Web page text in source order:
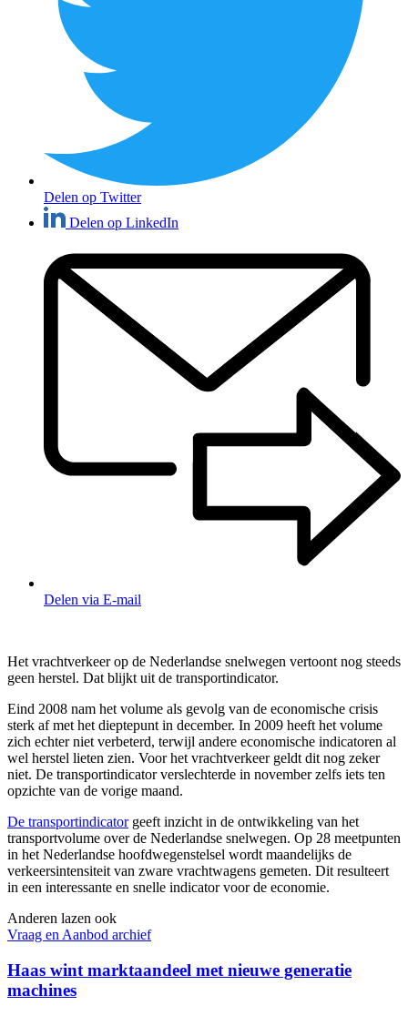
Delen op Twitter
Delen op LinkedIn
Delen via E-mail
Het vrachtverkeer op de Nederlandse snelwegen vertoont nog steeds
geen herstel. Dat blijkt uit de transportindicator.
Eind 2008 nam het volume als gevolg van de economische crisis
sterk af met het dieptepunt in december. In 2009 heeft het volume
zich echter niet verbeterd, terwijl andere economische indicatoren al
wel herstel lieten zien. Voor het vrachtverkeer geldt dit nog zeker
niet. De transportindicator verslechterde in november zelfs iets ten
opzichte van de vorige maand.
De transportindicatorgeeft inzicht in de ontwikkeling van het
transportvolume over de Nederlandse snelwegen. Op 28 meetpunten
in het Nederlandse hoofdwegenstelsel wordt maandelijks de
verkeersintensiteit van zware vrachtwagens gemeten. Dit resulteert
in een interessante en snelle indicator voor de economie.
Anderen lazen ook
Vraag en Aanbod archief
Haas wint marktaandeel met nieuwe generatie
machines